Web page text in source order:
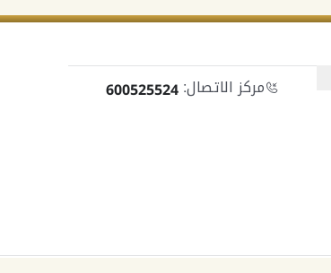
مركز الاتصال:600525524